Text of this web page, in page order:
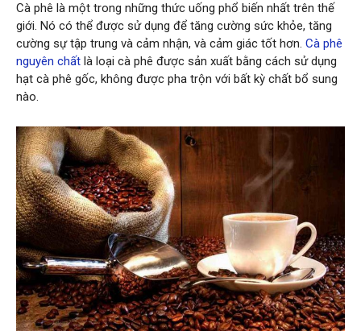
Cà phê là một trong những thức uống phổ biến nhất trên thế
giới. Nó có thể được sử dụng để tăng cường sức khỏe, tăng
cường sự tập trung và cảm nhận, và cảm giác tốt hơn. Cà phê
nguyên chất là loại cà phê được sản xuất bằng cách sử dụng
hạt cà phê gốc, không được pha trộn với bất kỳ chất bổ sung
nào.